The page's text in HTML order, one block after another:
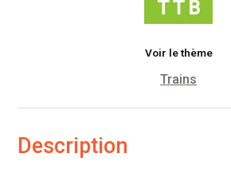
Voir le thème
Trains
Description